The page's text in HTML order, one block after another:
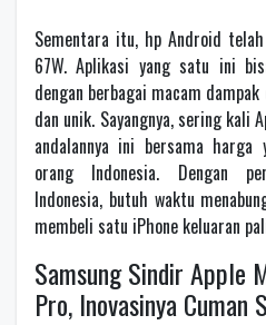
Sementara itu, hp Android
67W. Aplikasi yang satu ini
dengan berbagai macam
dan unik. Sayangnya, sering kali
andalannya ini bersama
orang Indonesia. Dengan
Indonesia, butuh waktu
membeli satu iPhone keluaran
Samsung Sindir Apple
Pro, Inovasinya Cuman